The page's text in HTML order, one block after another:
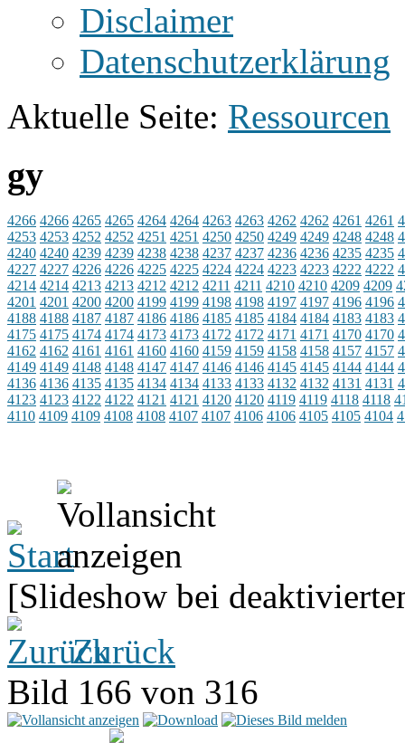
Disclaimer
Datenschutzerklärung
Aktuelle Seite: Ressourcen
gy
4266 4266 4265 4265 4264 4264 4263 4263 4262 4262 4261 4261
4253 4253 4252 4252 4251 4251 4250 4250 4249 4249 4248 4248
4240 4240 4239 4239 4238 4238 4237 4237 4236 4236 4235 4235
4227 4227 4226 4226 4225 4225 4224 4224 4223 4223 4222 4222
4214 4214 4213 4213 4212 4212 4211 4211 4210 4210 4209 4209
4201 4201 4200 4200 4199 4199 4198 4198 4197 4197 4196 4196
4188 4188 4187 4187 4186 4186 4185 4185 4184 4184 4183 4183
4175 4175 4174 4174 4173 4173 4172 4172 4171 4171 4170 4170
4162 4162 4161 4161 4160 4160 4159 4159 4158 4158 4157 4157
4149 4149 4148 4148 4147 4147 4146 4146 4145 4145 4144 4144
4136 4136 4135 4135 4134 4134 4133 4133 4132 4132 4131 4131
4123 4123 4122 4122 4121 4121 4120 4120 4119 4119 4118 4118
4110 4109 4109 4108 4108 4107 4107 4106 4106 4105 4105 4104
[Slideshow bei
Zurück
Bild 166 von 316